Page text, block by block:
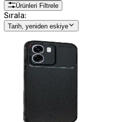
Ürünleri Filtrele
Sırala:
Tarih, yeniden eskiye